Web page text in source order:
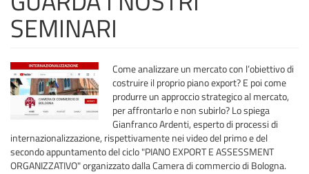
SEMINARI
Come analizzare un mercato con l’obiettivo di
costruire il proprio piano export? E poi come
produrre un approccio strategico al mercato,
per affrontarlo e non subirlo? Lo spiega
Gianfranco Ardenti, esperto di processi di
internazionalizzazione, rispettivamente nei video del primo e del
secondo appuntamento del ciclo "PIANO EXPORT E ASSESSMENT
ORGANIZZATIVO" organizzato dalla Camera di commercio di Bologna.